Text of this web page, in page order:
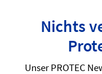
Nichts
Unser PROTEC